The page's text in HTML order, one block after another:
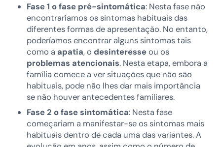
Fase 1 o fase pré-sintomática: Nesta fase não
encontraríamos os sintomas habituais das
diferentes formas de apresentação. No entanto,
poderíamos encontrar alguns sintomas tais
como a apatia, o desinteresseou os
problemas atencionais. Nesta etapa, embora a
família comece a ver situações que não são
habituais, pode não lhes dar mais importância
se não houver antecedentes familiares.
Fase 2 o fase sintomática: Nesta fase
começariam a manifestar-se os sintomas mais
habituais dentro de cada uma das variantes. A